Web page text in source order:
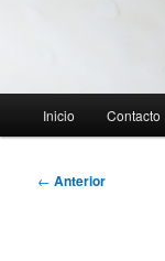
principal
Inicio Contacto
Navegación
← Anterior